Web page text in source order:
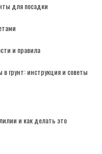
для посадки
и правила
грунт: инструкция и советы
и как делать это